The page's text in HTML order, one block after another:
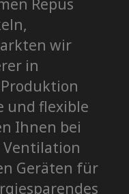
wir
in
und flexible
Ihnen bei
Geräten für